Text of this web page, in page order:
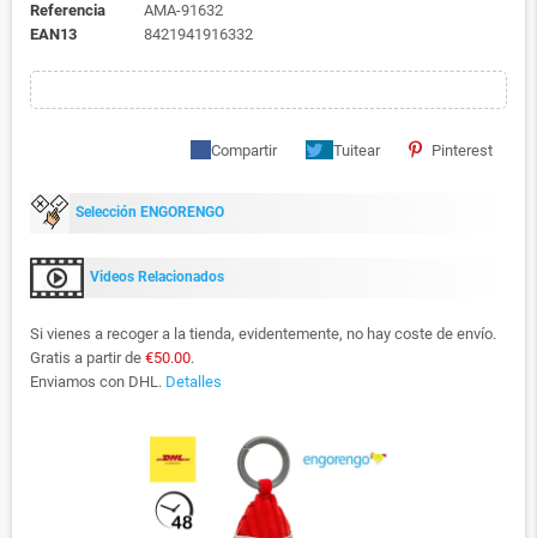
Referencia
AMA-91632
EAN13
8421941916332
Compartir Tuitear Pinterest
Selección ENGORENGO
Videos Relacionados
Si vienes a recoger a la tienda, evidentemente, no hay coste de envío.
Gratis a partir de €50.00.
Enviamos con DHL. Detalles